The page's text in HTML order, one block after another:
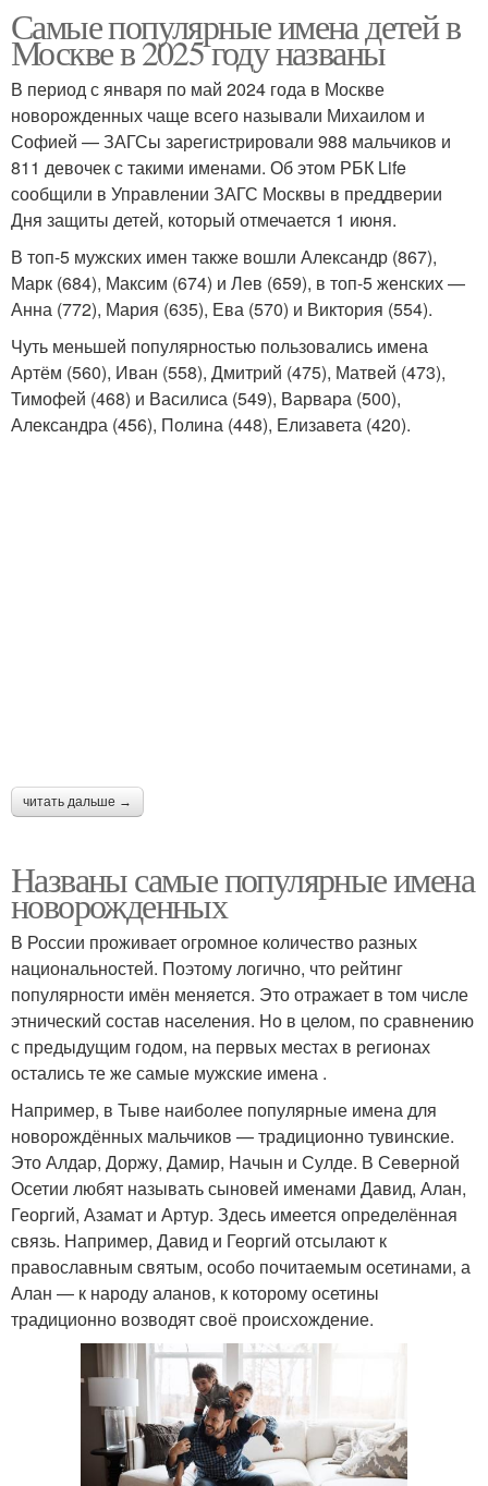
Самые популярные имена детей в
Москве в 2025 году названы
В период с января по май 2024 года в Москве
новорожденных чаще всего называли Михаилом и
Софией — ЗАГСы зарегистрировали 988 мальчиков и
811 девочек с такими именами. Об этом РБК Life
сообщили в Управлении ЗАГС Москвы в преддверии
Дня защиты детей, который отмечается 1 июня.
В топ-5 мужских имен также вошли Александр (867),
Марк (684), Максим (674) и Лев (659), в топ-5 женских —
Анна (772), Мария (635), Ева (570) и Виктория (554).
Чуть меньшей популярностью пользовались имена
Артём (560), Иван (558), Дмитрий (475), Матвей (473),
Тимофей (468) и Василиса (549), Варвара (500),
Александра (456), Полина (448), Елизавета (420).
читать дальше →
Названы самые популярные имена
новорожденных
В России проживает огромное количество разных
национальностей. Поэтому логично, что рейтинг
популярности имён меняется. Это отражает в том числе
этнический состав населения. Но в целом, по сравнению
с предыдущим годом, на первых местах в регионах
остались те же самые мужские имена .
Например, в Тыве наиболее популярные имена для
новорождённых мальчиков — традиционно тувинские.
Это Алдар, Доржу, Дамир, Начын и Сулде. В Северной
Осетии любят называть сыновей именами Давид, Алан,
Георгий, Азамат и Артур. Здесь имеется определённая
связь. Например, Давид и Георгий отсылают к
православным святым, особо почитаемым осетинами, а
Алан — к народу аланов, к которому осетины
традиционно возводят своё происхождение.